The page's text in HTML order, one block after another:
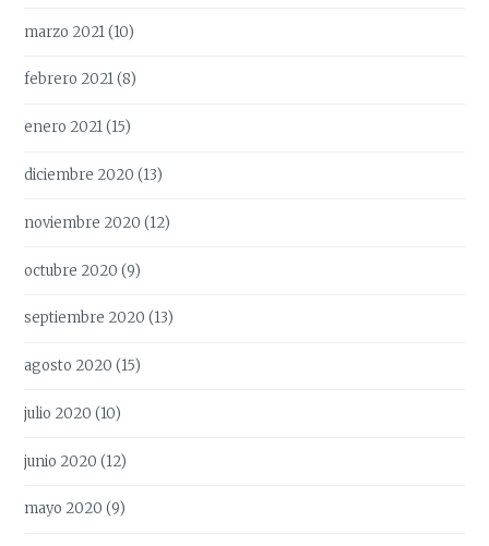
marzo 2021(10)
febrero 2021(8)
enero 2021(15)
diciembre 2020 (13)
noviembre 2020 (12)
octubre 2020 (9)
septiembre 2020 (13)
agosto 2020 (15)
julio 2020 (10)
junio 2020 (12)
mayo 2020 (9)